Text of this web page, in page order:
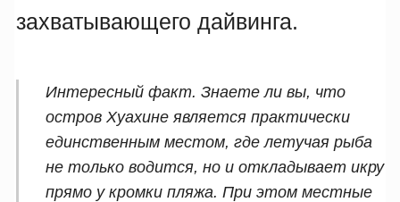
захватывающего дайвинга.
Интересный факт. Знаете ли вы, что
остров Хуахине является практически
единственным местом, где летучая рыба
не только водится, но и откладывает икру
прямо у кромки пляжа. При этом местные